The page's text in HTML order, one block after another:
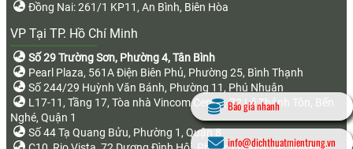
Đồng Nai: 261/1 KP11, An Bình, Biên Hòa
VP Tại TP. Hồ Chí Minh
Số 29 Trường Sơn, Phường 4, Tân Bình
Pearl Plaza, 561A Điện Biên Phủ, Phường 25, Bình Thạnh
Số 244/29 Huỳnh Văn Bánh, Phường 11, Phú Nhuận
L17-11, Tầng 17, Tòa nhà Vincom Center, 72 Lê Thánh Tôn, Bến
Nghé, Quận 1
Số 44 Tạ Quang Bửu, Phường 1, Quận 8
Báo giá nhanh
info@dichthuatmientrung.vn